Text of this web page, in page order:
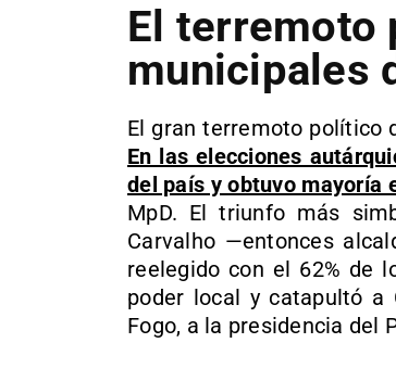
El terremoto
municipales
El gran terremoto político
En las elecciones
del país y obtuvo mayoría
MpD. El triunfo más
Carvalho —entonces
reelegido con el 62% de
poder local y catapultó a
Fogo, a la presidencia del